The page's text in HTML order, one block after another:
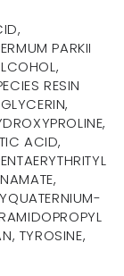
PARKII
RESIN
ACID,
TYROSINE,